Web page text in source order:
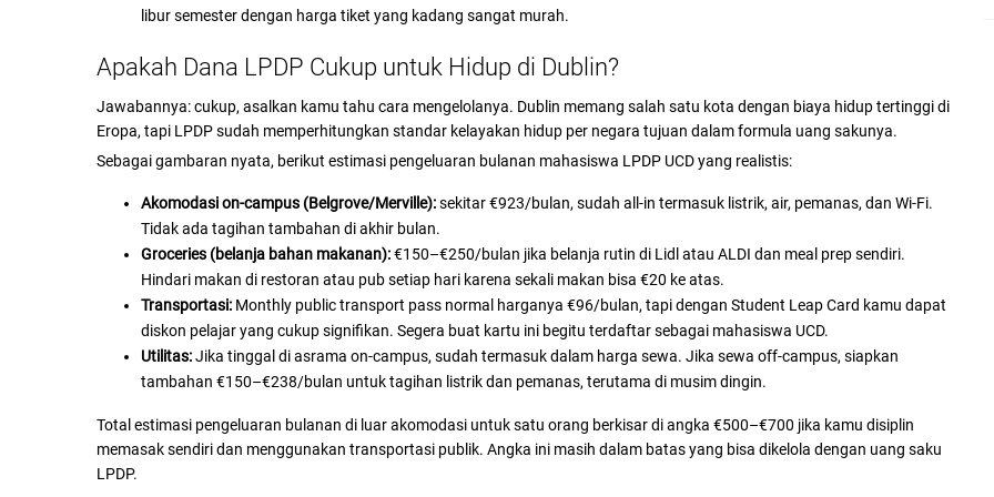
libur semester dengan harga tiket yang kadang sangat murah.
Apakah Dana LPDP Cukup untuk Hidup di Dublin?
Jawabannya: cukup, asalkan kamu tahu cara mengelolanya. Dublin memang salah satu kota dengan biaya hidup tertinggi di
Eropa, tapi LPDP sudah memperhitungkan standar kelayakan hidup per negara tujuan dalam formula uang sakunya.
Sebagai gambaran nyata, berikut estimasi pengeluaran bulanan mahasiswa LPDP UCD yang realistis:
Akomodasi on-campus (Belgrove/Merville):sekitar €923/bulan, sudah all-in termasuk listrik, air, pemanas, dan Wi-Fi.
Tidak ada tagihan tambahan di akhir bulan.
Groceries (belanja bahan makanan):€150–€250/bulan jika belanja rutin di Lidl atau ALDI dan meal prep sendiri.
Hindari makan di restoran atau pub setiap hari karena sekali makan bisa €20 ke atas.
Transportasi: Monthly public transport pass normal harganya €96/bulan, tapi dengan Student Leap Card kamu dapat
diskon pelajar yang cukup signifikan. Segera buat kartu ini begitu terdaftar sebagai mahasiswa UCD.
Utilitas:Jika tinggal di asrama on-campus, sudah termasuk dalam harga sewa. Jika sewa off-campus, siapkan
tambahan €150–€238/bulan untuk tagihan listrik dan pemanas, terutama di musim dingin.
Total estimasi pengeluaran bulanan di luar akomodasi untuk satu orang berkisar di angka €500–€700 jika kamu disiplin
memasak sendiri dan menggunakan transportasi publik. Angka ini masih dalam batas yang bisa dikelola dengan uang saku
LPDP.